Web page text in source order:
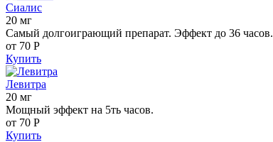
Сиалис
20 мг
Самый долгоиграющий препарат. Эффект до 36 часов.
от 70 Р
Купить
Левитра
20 мг
Мощный эффект на 5ть часов.
от 70 Р
Купить